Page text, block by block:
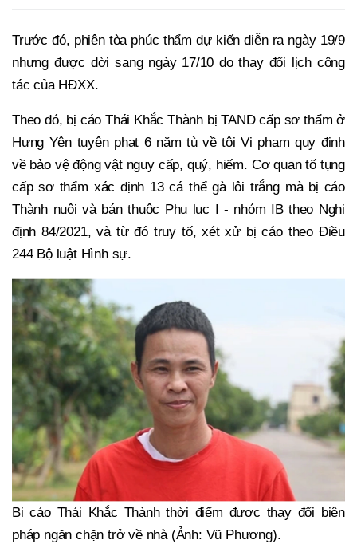
Trước đó, phiên tòa phúc thẩm dự kiến diễn ra ngày 19/9
nhưng được dời sang ngày 17/10 do thay đổi lịch công
tác của HĐXX.
Theo đó, bị cáo Thái Khắc Thành bị TAND cấp sơ thẩm ở
Hưng Yên tuyên phạt 6 năm tù về tội Vi phạm quy định
về bảo vệ động vật nguy cấp, quý, hiếm. Cơ quan tố tụng
cấp sơ thẩm xác định 13 cá thể gà lôi trắng mà bị cáo
Thành nuôi và bán thuộc Phụ lục I - nhóm IB theo Nghị
định 84/2021, và từ đó truy tố, xét xử bị cáo theo Điều
244 Bộ luật Hình sự.
Bị cáo Thái Khắc Thành thời điểm được thay đổi biện
pháp ngăn chặn trở về nhà (Ảnh: Vũ Phương).